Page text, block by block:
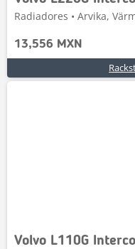
Radiadores • Arvika,
13,556 MXN
Volvo L110G